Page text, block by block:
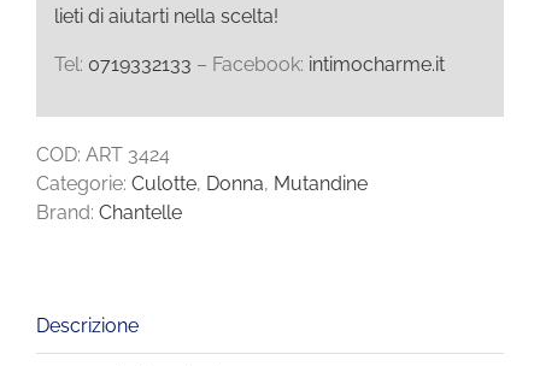
lieti di aiutarti nella scelta!
Tel: 0719332133 – Facebook: intimocharme.it
COD: ART 3424
Categorie: Culotte, Donna, Mutandine
Brand: Chantelle
Descrizione